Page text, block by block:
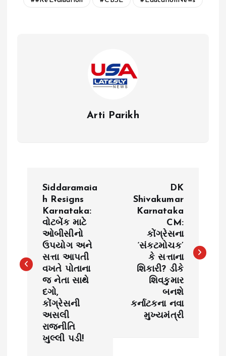
Arti Parikh
t
Siddaramaia
h Resigns
Karnataka:
વોટબેંક માટે
ઓબીસીનો
ઉપયોગ અને
સત્તા આપતી
વખતે પોતાના
જ નેતા સાથે
દગો,
કોંગ્રેસની
અસલી
રાજનીતિ
ખુલ્લી પડી!
DK
Shivakumar
Karnataka
CM:
કોંગ્રેસના
‘સંકટમોચક’
કે સત્તાના
શિકારી? ડીકે
શિવકુમાર
બનશે
કર્નાટકના નવા
મુખ્યમંત્રી